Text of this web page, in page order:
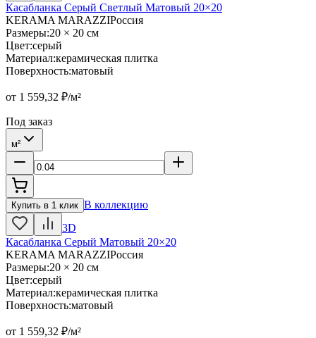
Касабланка Серый Светлый Матовый 20×20
KERAMA MARAZZIРоссия
Размеры:20 × 20 см
Цвет:серый
Материал:керамическая плитка
Поверхность:матовый
от 1 559,32 ₽/м²
Под заказ
м²
Купить в 1 клик В коллекцию
3D
Касабланка Серый Матовый 20×20
KERAMA MARAZZIРоссия
Размеры:20 × 20 см
Цвет:серый
Материал:керамическая плитка
Поверхность:матовый
от 1 559,32 ₽/м²